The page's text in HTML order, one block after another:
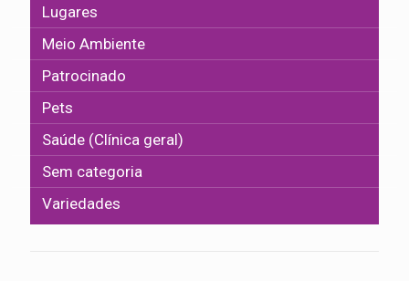
Lugares
Meio Ambiente
Patrocinado
Pets
Saúde (Clínica geral)
Sem categoria
Variedades